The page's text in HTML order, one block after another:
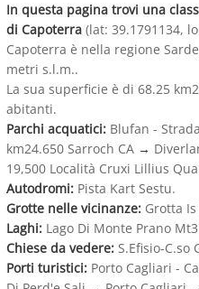
In questa pagina trovi una
di Capoterra (lat: 39.1791134,
Capoterra è nella regione
metri s.l.m..
La sua superficie è di 68.25
abitanti.
Parchi acquatici: Blufan -
km24.650 Sarroch CA →
19,500 Località Cruxi Lillius
Autodromi: Pista Kart Sestu.
Grotte nelle vicinanze: Grotta
Laghi: Lago Di Monte Prano
Chiese da vedere: S.Efisio-C.so
Porti turistici: Porto Cagliari -